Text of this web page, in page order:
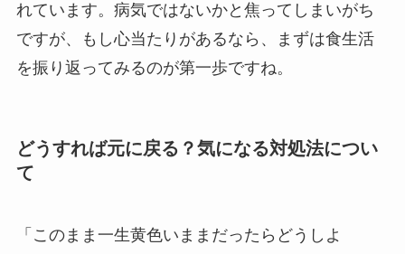
れています。病気ではないかと焦ってしまいがち
ですが、もし心当たりがあるなら、まずは食生活
を振り返ってみるのが第一歩ですね。
どうすれば元に戻る？気になる対処法につい
て
「このまま一生黄色いままだったらどうしよ